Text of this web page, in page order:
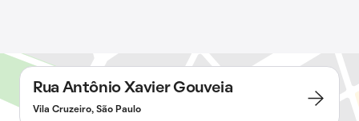
Rua Antônio Xavier Gouveia
Vila Cruzeiro, São Paulo